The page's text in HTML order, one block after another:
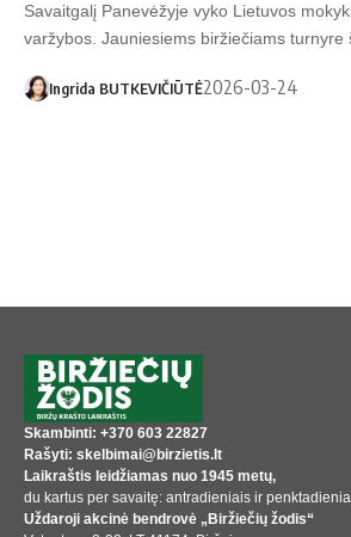
Savaitgalį Panevėžyje vyko Lietuvos
varžybos. Jauniesiems biržiečiams
Ingrida BUTKEVIČIŪTĖ2026-03-24
Skambinti: +370 603 22827
Rašyti: skelbimai@birzietis.lt
Laikraštis leidžiamas nuo 1945 metų,
du kartus per savaitę: antradieniais ir
Uždaroji akcinė bendrovė „Biržiečių žodis“